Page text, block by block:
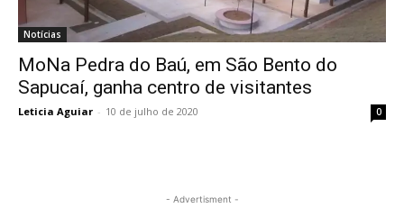
Notícias
MoNa Pedra do Baú, em São Bento do
Sapucaí, ganha centro de visitantes
Leticia Aguiar - 10 de julho de 2020 0
- Advertisment -